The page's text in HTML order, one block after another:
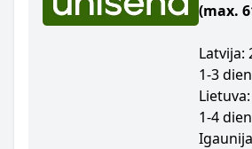
(max.
Latvija:
1-3
1-4